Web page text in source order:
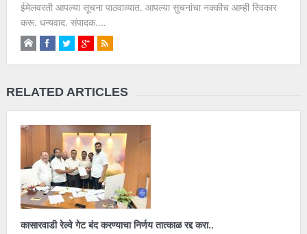
ईमेलवरती आपल्या सूचना पाठवाव्यात. आपल्या सुचनांचा नक्कीच आम्ही स्विकार
करू. धन्यवाद. संपादक....
RELATED ARTICLES
कासारवाडी रेल्वे गेट बंद करण्याचा निर्णय तात्काळ रद्द करा..